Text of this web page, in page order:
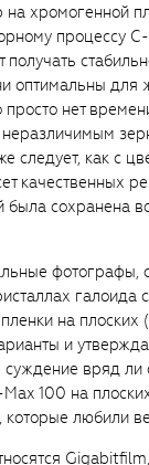
хромогенной
процессу
оптимальны для
нет
следует, как с
качественных
была сохранена
галоида
на
и
суждение вряд
100 на плоских
которые любили